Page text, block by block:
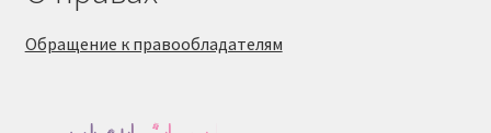
Обращение к правообладателям